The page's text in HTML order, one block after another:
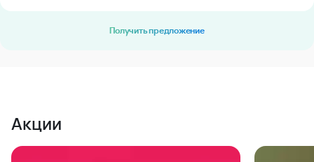
Получить предложение
Акции